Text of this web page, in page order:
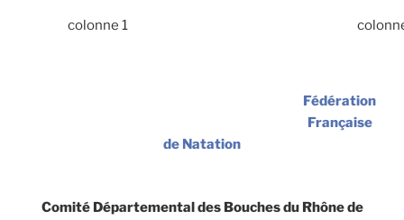
colonne 1
Fédération
Française
de Natation
Comité Départemental des Bouches du Rhône de